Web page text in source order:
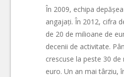
În 2009, echipa
angajați. În 2012, cifra
de 20 de milioane de
decenii de activitate.
crescuse la peste 30 de
euro. Un an mai târziu,